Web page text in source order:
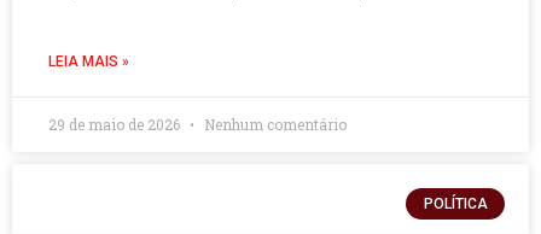
LEIA MAIS »
29 de maio de 2026 Nenhum comentário
POLÍTICA